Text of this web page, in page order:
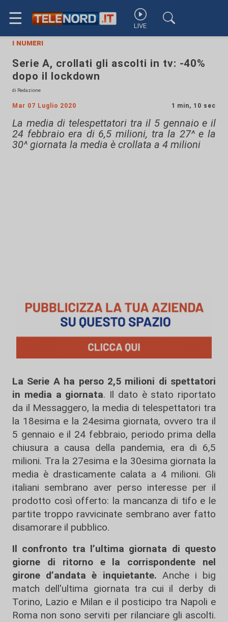
☰ LIVE
i numeri
Serie A, crollati gli ascolti in tv: -40%
dopo il lockdown
di Redazione
Mar 07 Luglio 2020 1 min, 10 sec
La media di telespettatori tra il 5 gennaio e il
24 febbraio era di 6,5 milioni, tra la 27^ e la
30^ giornata la media è crollata a 4 milioni
La Serie A ha perso 2,5 milioni di spettatori
in media a giornata. Il dato è stato riportato
da il Messaggero, la media di telespettatori tra
la 18esima e la 24esima giornata, ovvero tra il
5 gennaio e il 24 febbraio, periodo prima della
chiusura a causa della pandemia, era di 6,5
milioni. Tra la 27esima e la 30esima giornata la
media è drasticamente calata a 4 milioni. Gli
italiani sembrano aver perso interesse per il
prodotto così offerto: la mancanza di tifo e le
partite troppo ravvicinate sembrano aver fatto
disamorare il pubblico.
Il confronto tra l’ultima giornata di questo
giorne di ritorno e la corrispondente nel
girone d’andata è inquietante. Anche i big
match dell'ultima giornata tra cui il derby di
Torino, Lazio e Milan e il posticipo tra Napoli e
Roma non sono serviti per rilanciare gli ascolti.